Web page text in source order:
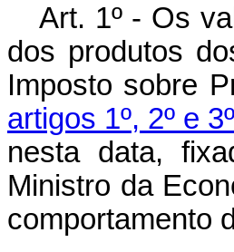
Art. 1º - Os
dos produtos
Imposto sobre
artigos 1º, 2º e
nesta data,
Ministro da
comportamento